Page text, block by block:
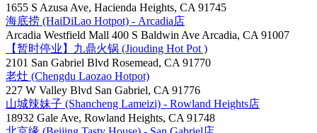
1655 S Azusa Ave, Hacienda Heights, CA 91745
海底捞 (HaiDiLao Hotpot) - Arcadia店
Arcadia Westfield Mall 400 S Baldwin Ave Arcadia, CA 91007
【暂时停业】九鼎火锅 (Jiouding Hot Pot )
2101 San Gabriel Blvd Rosemead, CA 91770
老灶 (Chengdu Laozao Hotpot)
227 W Valley Blvd San Gabriel, CA 91776
山城辣妹子 (Shancheng Lameizi) - Rowland Heights店
18932 Gale Ave, Rowland Heights, CA 91748